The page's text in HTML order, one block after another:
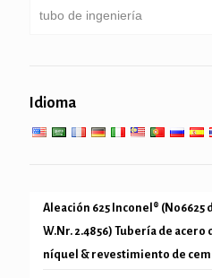
Pipa galvanizada
Caldera, intercambiador
tubo de ingeniería
tubo mecánica y precisión
Idioma
Aleación 625 Inconel® (N06625
W.Nr. 2.4856) Tubería de acero
níquel & revestimiento de